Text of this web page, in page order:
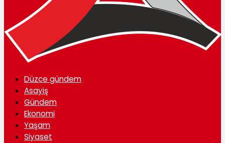
Düzce gündem
Asayiş
Gündem
Ekonomi
Yaşam
Siyaset